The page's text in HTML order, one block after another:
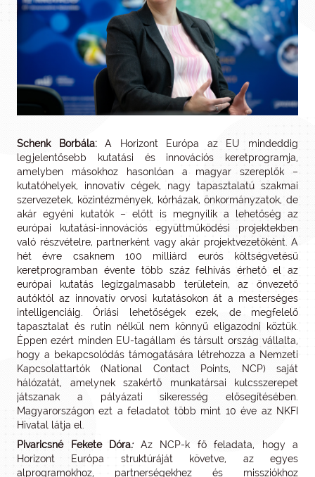
Schenk Borbála:A Horizont Európa az EU mindeddig
legjelentősebb kutatási és innovációs keretprogramja,
amelyben másokhoz hasonlóan a magyar szereplők –
kutatóhelyek, innovatív cégek, nagy tapasztalatú szakmai
szervezetek, közintézmények, kórházak, önkormányzatok, de
akár egyéni kutatók – előtt is megnyílik a lehetőség az
európai kutatási-innovációs együttműködési projektekben
való részvételre, partnerként vagy akár projektvezetőként. A
hét évre csaknem 100 milliárd eurós költségvetésű
keretprogramban évente több száz felhívás érhető el az
európai kutatás legizgalmasabb területein, az önvezető
autóktól az innovatív orvosi kutatásokon át a mesterséges
intelligenciáig. Óriási lehetőségek ezek, de megfelelő
tapasztalat és rutin nélkül nem könnyű eligazodni köztük.
Éppen ezért minden EU-tagállam és társult ország vállalta,
hogy a bekapcsolódás támogatására létrehozza a Nemzeti
Kapcsolattartók (National Contact Points, NCP) saját
hálózatát, amelynek szakértő munkatársai kulcsszerepet
játszanak a pályázati sikeresség elősegítésében.
Magyarországon ezt a feladatot több mint 10 éve az NKFI
Hivatal látja el.
Pivaricsné Fekete Dóra:Az NCP-k fő feladata, hogy a
Horizont Európa struktúráját követve, az egyes
alprogramokhoz, partnerségekhez és missziókhoz